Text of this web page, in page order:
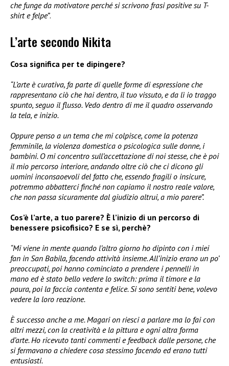
che funge da motivatore perché si scrivono frasi positive su T-
shirt e felpe”.
L’arte secondo Nikita
Cosa significa per te dipingere?
“L’arte è curativa, fa parte di quelle forme di espressione che
rappresentano ciò che hai dentro, il tuo vissuto, e da lì io traggo
spunto, seguo il flusso. Vedo dentro di me il quadro osservando
la tela, e inizio.
Oppure penso a un tema che mi colpisce, come la potenza
femminile, la violenza domestica o psicologica sulle donne, i
bambini. O mi concentro sull’accettazione di noi stesse, che è poi
il mio percorso interiore, andando oltre ciò che ci dicono gli
uomini inconsaoevoli del fatto che, essendo fragili o insicure,
potremmo abbatterci finché non capiamo il nostro reale valore,
che non passa sicuramente dal giudizio altrui, a mio parere”.
Cos’è l’arte, a tuo parere? È l’inizio di un percorso di
benessere psicofisico? E se sì, perchè?
“Mi viene in mente quando l’altro giorno ho dipinto con i miei
fan in San Babila, facendo attività insieme. All’inizio erano un po’
preoccupati, poi hanno cominciato a prendere i pennelli in
mano ed è stato bello vedere lo switch: prima il timore e la
paura, poi la faccia contenta e felice. Si sono sentiti bene, volevo
vedere la loro reazione.
È successo anche a me. Magari on riesci a parlare ma lo fai con
altri mezzi, con la creatività e la pittura e ogni altra forma
d’arte. Ho ricevuto tanti commenti e feedback dalle persone, che
si fermavano a chiedere cosa stessimo facendo ed erano tutti
entusiasti.